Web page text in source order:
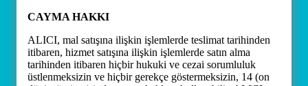
CAYMA HAKKI
ALICI, mal satışına ilişkin işlemlerde teslimat tarihinden
itibaren, hizmet satışına ilişkin işlemlerde satın alma
tarihinden itibaren hiçbir hukuki ve cezai sorumluluk
üstlenmeksizin ve hiçbir gerekçe göstermeksizin, 14 (on